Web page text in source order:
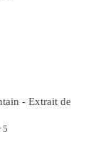
- Extrait de
5